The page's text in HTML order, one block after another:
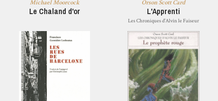
Michael Moorcock
Le Chaland d'or
Orson Scott Card
L'Apprenti
Les Chroniques d'Alvin le Faiseur